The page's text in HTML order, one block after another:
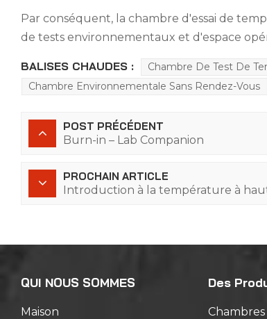
Par conséquent, la chambre d'essai de
de tests environnementaux et d'espace
BALISES CHAUDES :
Chambre De Test De
Chambre Environnementale Sans Rendez-Vous
POST PRÉCÉDENT
Burn-in – Lab Companion
PROCHAIN ARTICLE
Introduction à la température à
QUI NOUS SOMMES
Maison
Des